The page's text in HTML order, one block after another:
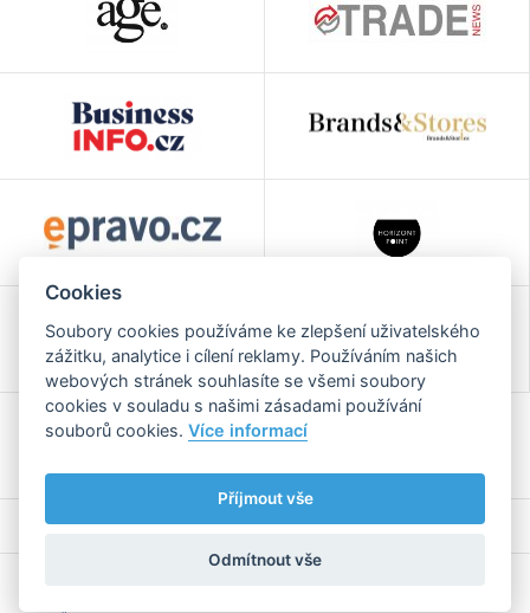
Cookies
Soubory cookies používáme ke zlepšení uživatelského
zážitku, analytice i cílení reklamy. Používáním našich
webových stránek souhlasíte se všemi soubory
cookies v souladu s našimi zásadami používání
souborů cookies.Více informací
Příjmout vše
Odmítnout vše